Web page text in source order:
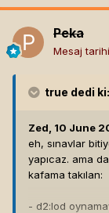
Peka
Mesaj
true dedi ki:
Zed, 10 June
eh, sınavlar
yapıcaz. ama
kafama takılan:
- d2:lod